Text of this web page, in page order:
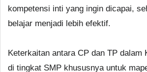
kompetensi inti yang ingin dicapai,
belajar menjadi lebih efektif.
Keterkaitan antara CP dan TP dalam
di tingkat SMP khususnya untuk